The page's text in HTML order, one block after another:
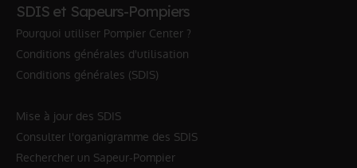
SDIS et Sapeurs-Pompiers
Pourquoi utiliser Pompier Center ?
Conditions générales d'utilisation
Conditions générales (SDIS)
Mise à jour des SDIS
Consulter l'organigramme des SDIS
Rechercher un Sapeur-Pompier